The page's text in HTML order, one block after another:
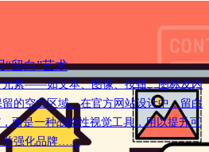
“留白”艺术
元素——如文本、图像、按钮、图标及内
的空白区域。在官方网站设计中，留白
而是一种战略性视觉工具，用以提升可
并强化品牌……